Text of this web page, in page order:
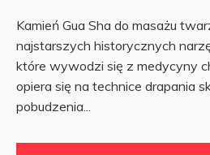
Kamień Gua Sha do masażu
najstarszych historycznych
które wywodzi się z medycyny
opiera się na technice drapania
pobudzenia...